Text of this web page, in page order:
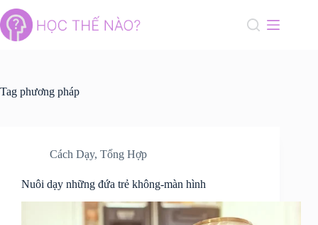
to
content
Tag phương pháp
Cách Dạy, Tổng Hợp
Nuôi dạy những đứa trẻ không-màn hình